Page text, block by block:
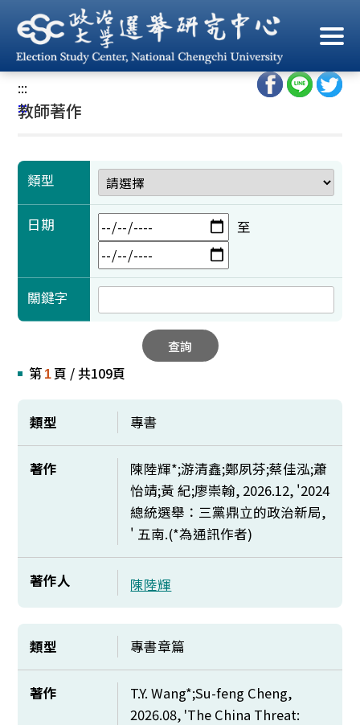
到
主
要
內
容
首頁/ 學術成果/ 教師著作
:::
:::
教師著作
類型
日期 至
關鍵字
查詢
第 1 頁 / 共109頁
類型 專書
著作
陳陸輝*;游清鑫;鄭夙芬;蔡佳泓;蕭
怡靖;黃 紀;廖崇翰, 2026.12, '2024
總統選舉：三黨鼎立的政治新局,
' 五南.(*為通訊作者)
著作人 陳陸輝
類型 專書章篇
著作
T.Y. Wang*;Su-feng Cheng,
2026.08, 'The China Threat: